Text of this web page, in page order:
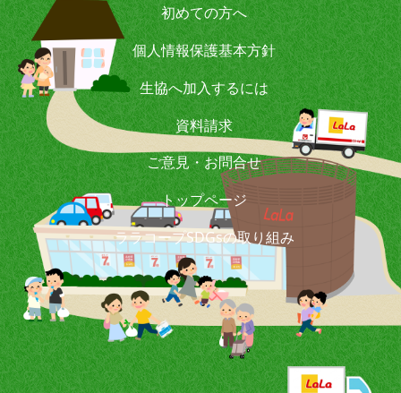
初めての方へ
個人情報保護基本方針
生協へ加入するには
資料請求
ご意見・お問合せ
トップページ
ララコープSDGsの取り組み